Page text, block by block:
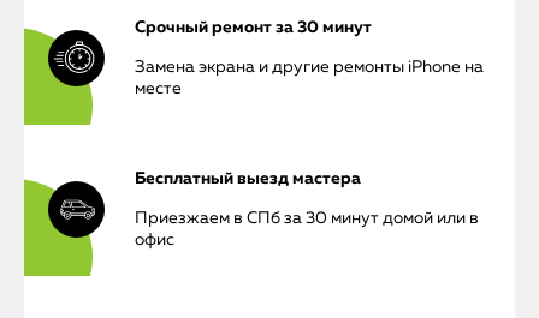
Срочный ремонт за 30 минут
Замена экрана и другие ремонты iPhone на
месте
Бесплатный выезд мастера
Приезжаем в СПб за 30 минут домой или в
офис